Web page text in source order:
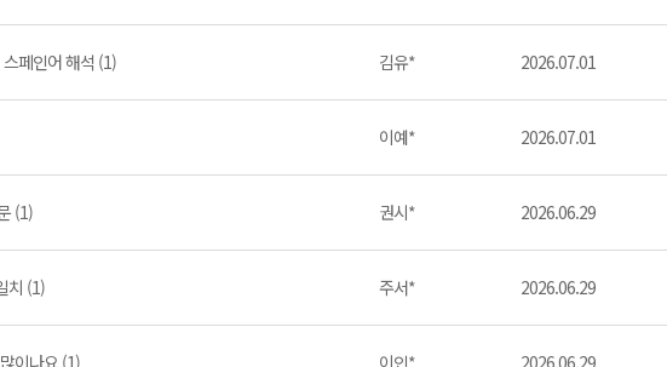
페인어 해석 (1) 김유* 2026.07.01
이예* 2026.07.01
(1) 권시* 2026.06.29
치 (1) 주서* 2026.06.29
이나요 (1) 이인* 2026.06.29